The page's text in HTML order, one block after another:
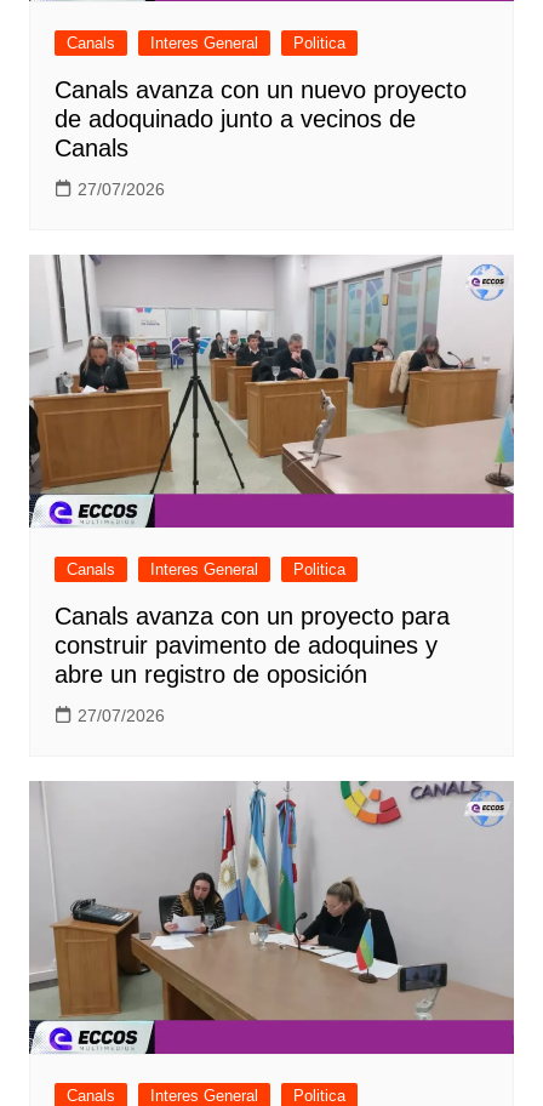
Canals Interes General Politica
Canals avanza con un nuevo proyecto
de adoquinado junto a vecinos de
Canals
27/07/2026
Canals Interes General Politica
Canals avanza con un proyecto para
construir pavimento de adoquines y
abre un registro de oposición
27/07/2026
Canals Interes General Politica